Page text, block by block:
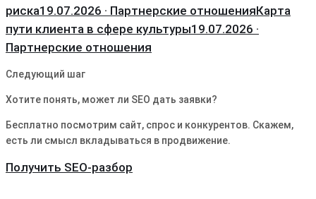
риска19.07.2026 · Партнерские отношенияКарта
пути клиента в сфере культуры19.07.2026 ·
Партнерские отношения
Следующий шаг
Хотите понять, может ли SEO дать заявки?
Бесплатно посмотрим сайт, спрос и конкурентов. Скажем,
есть ли смысл вкладываться в продвижение.
Получить SEO-разбор